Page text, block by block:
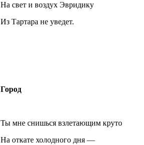
На свет и воздух Эвридику
Из Тартара не уведет.
Город
Ты мне снишься взлетающим круто
На откате холодного дня —